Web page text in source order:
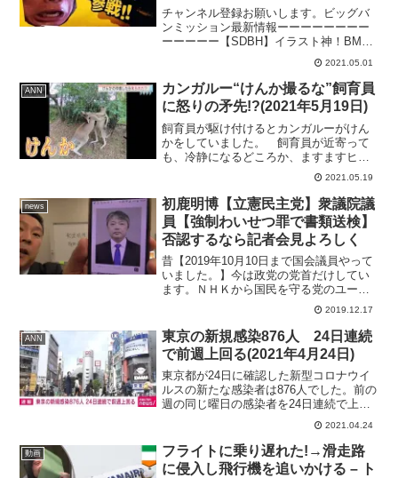
ーズ バトスタ ビッグバンミッ
ション】
チャンネル登録お願いします。ビッグバ
ンミッション最新情報ーーーーーーーー
ーーーーー【SDBH】イラスト神！BM8
弾SEC判明！環境最強アビリティ来る
か？【スーパードラゴンボールヒーロー
ズ ビッグバンミッション8弾SEC】ーー
ーーーーーーーー...
2021.05.01
ANN
カンガルー“けんか撮るな”飼育員
に怒りの矛先!?(2021年5月19日)
飼育員が駆け付けるとカンガルーがけん
かをしていました。 飼育員が近寄って
も、冷静になるどころか、ますますヒー
トアップ。 そして、落ち着いたかと思
ったら、まさかの行動に・・・。収まら
ぬ怒りの矛先は飼育員に向けられたよう
です。 この施設によりま...
2021.05.19
news
初鹿明博【立憲民主党】衆議院議
員【強制わいせつ罪で書類送検】
否認するなら記者会見よろしく
昔【2019年10月10日まで国会議員やって
いました。】今は政党の党首だけしてい
ます。ＮＨＫから国民を守る党のユーチ
ューブチャンネル→★現在ＮＨＫから国
民を守る党には３６名【国会議員２名・
地方議員３４名】の現職議員が在籍して
おります。★ＮＨ...
2019.12.17
ANN
東京の新規感染876人 24日連続
で前週上回る(2021年4月24日)
東京都が24日に確認した新型コロナウイ
ルスの新たな感染者は876人でした。前の
週の同じ曜日の感染者を24日連続で上回
りました。 感染が確認されたのは10歳
未満から90代の876人で、先週の土曜日と
比べて17人増えました。 前の週の同じ
曜日を...
2021.04.24
動画
フライトに乗り遅れた!→滑走路
に侵入し飛行機を追いかける – ト